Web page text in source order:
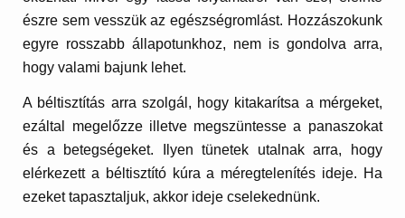
észre sem vesszük az egészségromlást. Hozzászokunk
egyre rosszabb állapotunkhoz, nem is gondolva arra,
hogy valami bajunk lehet.
A béltisztítás arra szolgál, hogy kitakarítsa a mérgeket,
ezáltal megelőzze illetve megszüntesse a panaszokat
és a betegségeket. Ilyen tünetek utalnak arra, hogy
elérkezett a béltisztító kúra a méregtelenítés ideje. Ha
ezeket tapasztaljuk, akkor ideje cselekednünk.